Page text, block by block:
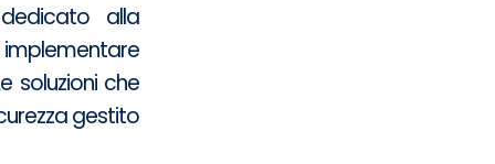
alla
implementare
soluzioni che
gestito